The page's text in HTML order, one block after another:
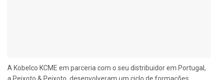
A Kobelco KCME em parceria com o seu distribuidor em Portugal,